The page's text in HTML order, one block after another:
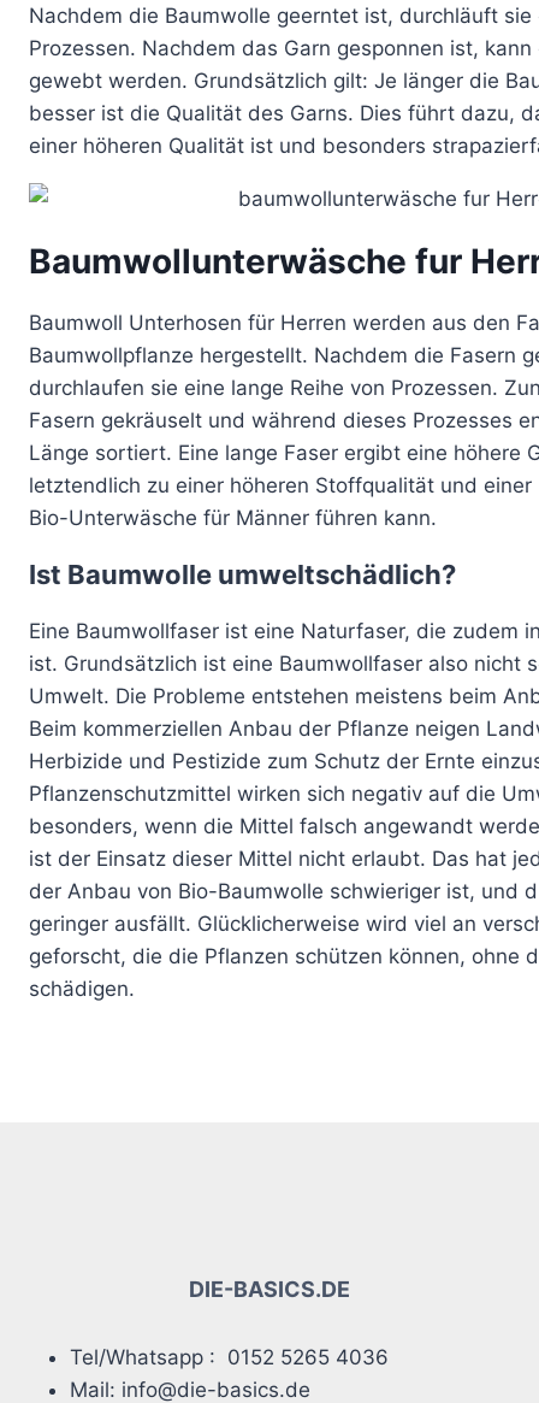
Produktseite
gewählt
werden
Produktseite
gewählt
werden
Nachdem die Baumwolle geerntet ist, durchläuft sie
Prozessen. Nachdem das Garn gesponnen ist,
gewebt werden. Grundsätzlich gilt: Je länger die
besser ist die Qualität des Garns. Dies führt dazu,
einer höheren Qualität ist und besonders
Baumwollunterwäsche fur
Baumwoll Unterhosen für Herren werden aus den
Baumwollpflanze hergestellt. Nachdem die Fasern
durchlaufen sie eine lange Reihe von Prozessen.
Fasern gekräuselt und während dieses Prozesses
Länge sortiert. Eine lange Faser ergibt eine höhere
letztendlich zu einer höheren Stoffqualität und
Bio-Unterwäsche für Männer führen kann.
Ist Baumwolle umweltschädlich?
Eine Baumwollfaser ist eine Naturfaser, die zudem
ist. Grundsätzlich ist eine Baumwollfaser also nicht
Umwelt. Die Probleme entstehen meistens beim
Beim kommerziellen Anbau der Pflanze neigen
Herbizide und Pestizide zum Schutz der Ernte
Pflanzenschutzmittel wirken sich negativ auf die
besonders, wenn die Mittel falsch angewandt
ist der Einsatz dieser Mittel nicht erlaubt. Das hat
der Anbau von Bio-Baumwolle schwieriger ist, und
geringer ausfällt. Glücklicherweise wird viel an
geforscht, die die Pflanzen schützen können, ohne
schädigen.
DIE-BASICS.DE
Tel/Whatsapp : 0152 5265 4036
Mail: info@die-basics.de